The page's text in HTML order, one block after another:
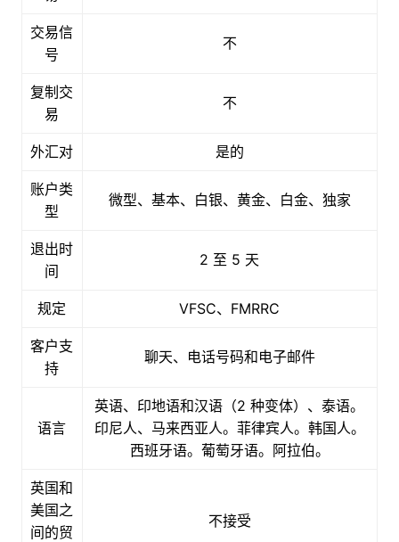
交易信
号
不
复制交
易
不
外汇对 是的
账户类
型
微型、基本、白银、黄金、白金、独家
退出时
间
2 至 5 天
规定 VFSC、FMRRC
客户支
持
聊天、电话号码和电子邮件
语言
英语、印地语和汉语（2 种变体）、泰语。
印尼人、马来西亚人。菲律宾人。韩国人。
西班牙语。葡萄牙语。阿拉伯。
英国和
美国之
间的贸
不接受